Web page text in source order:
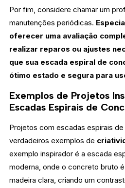
Por fim, considere chamar um
manutenções periódicas.
oferecer uma avaliação
realizar reparos ou ajustes
que sua escada espiral de
ótimo estado e segura para
Exemplos de Projetos
Escadas Espirais de
Projetos com escadas espirais
verdadeiros exemplos de
exemplo inspirador é a escada
moderna, onde o concreto bruto
madeira clara, criando um